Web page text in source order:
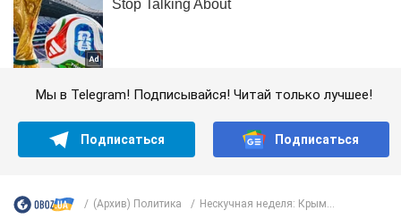
Мы в Telegram! Подписывайся! Читай только лучшее!
Подписаться Подписаться
(Архив) Политика Нескучная неделя: Крым...